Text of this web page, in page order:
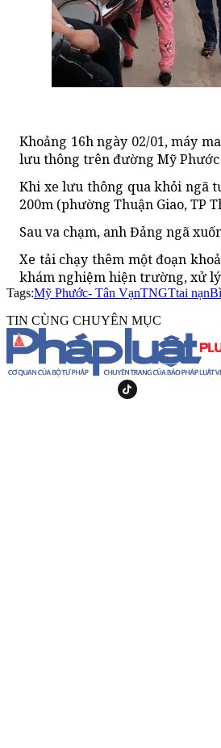
Khoảng 16h ngày 02/01, máy
lưu thông trên đường Mỹ
Khi xe lưu thông qua khỏi ngã
200m (phường Thuận Giao, TP
Sau va chạm, anh Đảng ngã
Xe tải chạy thêm một đoạn
khám nghiệm hiện trường, xử
Tags:Mỹ Phước- Tân VạnTNGTtai nạn
TIN CÙNG CHUYÊN MỤC